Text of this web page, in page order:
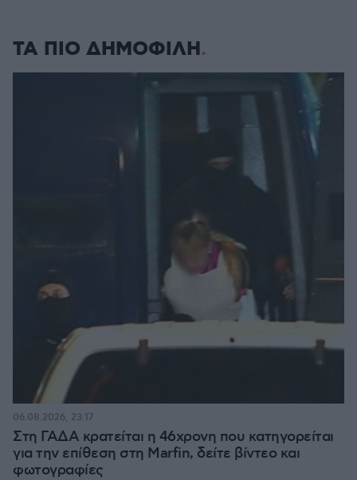
ΤΑ ΠΙΟ ΔΗΜΟΦΙΛΗ
Στη ΓΑΔΑ κρατείται η 46χρονη που κατηγορείται
για την επίθεση στη Marfin, δείτε βίντεο και
φωτογραφίες
06.08.2026, 23:17